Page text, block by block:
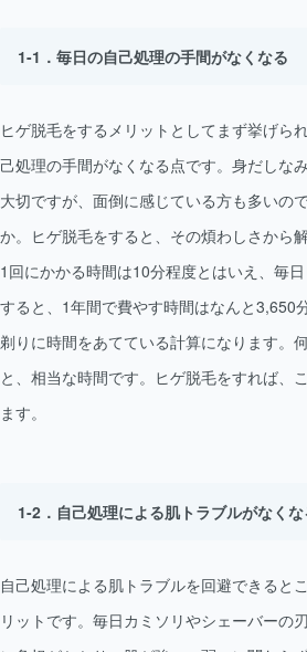
毎日の自己処理の手間がなくなる
ヒゲ脱毛をするメリットとしてまず挙げら
己処理の手間がなくなる点です。身だしな
大切ですが、面倒に感じている方も多いの
か。ヒゲ脱毛をすると、その煩わしさから
1回にかかる時間は10分程度とはいえ、毎
すると、1年間で費やす時間はなんと3,650
剃りに時間をあてている計算になります。
と、相当な時間です。ヒゲ脱毛をすれば、
ます。
自己処理による肌トラブルがなくな
自己処理による肌トラブルを回避できると
リットです。毎日カミソリやシェーバーの